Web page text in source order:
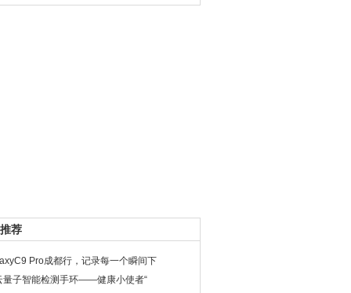
荐
Pro成都行，记录每一个瞬间下
量子智能检测手环——健康小使者“